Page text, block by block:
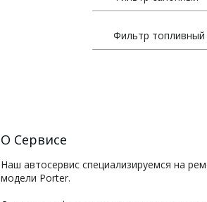
Фильтр
О Сервисе
Наш автосервис специализируемся на
модели Porter.